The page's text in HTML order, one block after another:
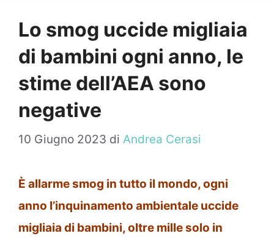
Lo smog uccide migliaia
di bambini ogni anno, le
stime dell’AEA sono
negative
10 Giugno 2023 di Andrea Cerasi
È allarme smog in tutto il mondo, ogni
anno l’inquinamento ambientale uccide
migliaia di bambini, oltre mille solo in